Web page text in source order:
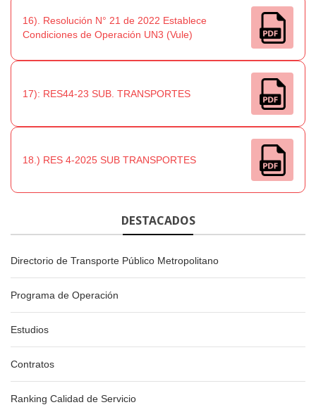
16). Resolución N° 21 de 2022 Establece
Condiciones de Operación UN3 (Vule)
17): RES44-23 SUB. TRANSPORTES
18.) RES 4-2025 SUB TRANSPORTES
DESTACADOS
Directorio de Transporte Público Metropolitano
Programa de Operación
Estudios
Contratos
Ranking Calidad de Servicio